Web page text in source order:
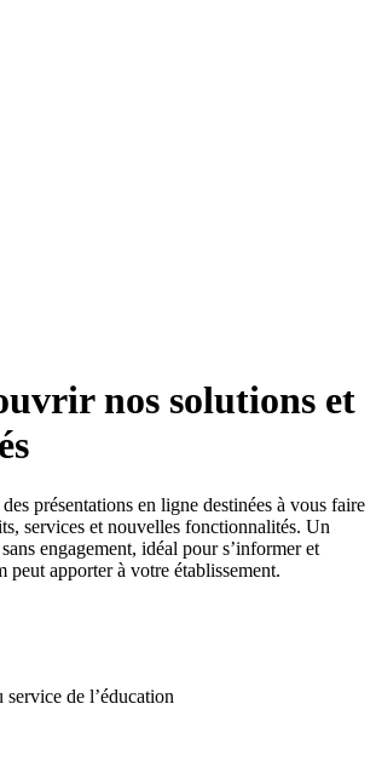
nos solutions et
présentations en ligne destinées à vous faire
services et nouvelles fonctionnalités. Un
engagement, idéal pour s’informer et
peut apporter à votre établissement.
de l’éducation